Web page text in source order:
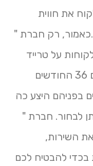
את חווית
רק חברת "
על טרייד
אין עתידי עבור רכב חדש, בתום 36 החודשים
בפניהם היצע כה
לבחור. חברת "
השירות,
בכדי להבטיח לכם